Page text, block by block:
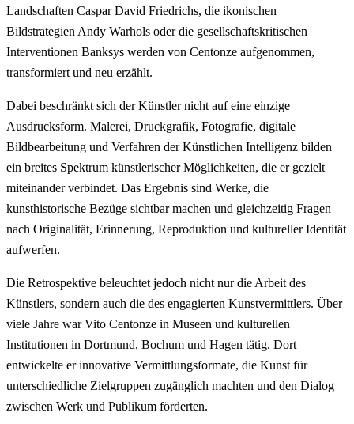
Landschaften Caspar David Friedrichs, die ikonischen
Bildstrategien Andy Warhols oder die gesellschaftskritischen
Interventionen Banksys werden von Centonze aufgenommen,
transformiert und neu erzählt.
Dabei beschränkt sich der Künstler nicht auf eine einzige
Ausdrucksform. Malerei, Druckgrafik, Fotografie, digitale
Bildbearbeitung und Verfahren der Künstlichen Intelligenz bilden
ein breites Spektrum künstlerischer Möglichkeiten, die er gezielt
miteinander verbindet. Das Ergebnis sind Werke, die
kunsthistorische Bezüge sichtbar machen und gleichzeitig Fragen
nach Originalität, Erinnerung, Reproduktion und kultureller Identität
aufwerfen.
Die Retrospektive beleuchtet jedoch nicht nur die Arbeit des
Künstlers, sondern auch die des engagierten Kunstvermittlers. Über
viele Jahre war Vito Centonze in Museen und kulturellen
Institutionen in Dortmund, Bochum und Hagen tätig. Dort
entwickelte er innovative Vermittlungsformate, die Kunst für
unterschiedliche Zielgruppen zugänglich machten und den Dialog
zwischen Werk und Publikum förderten.